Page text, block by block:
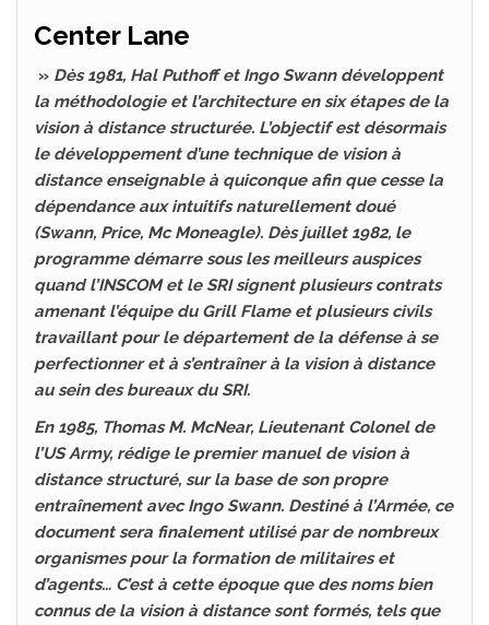
Center Lane
» Dès 1981, Hal Puthoff et Ingo Swann développent
la méthodologie et l’architecture en six étapes de la
vision à distance structurée. L’objectif est désormais
le développement d’une technique de vision à
distance enseignable à quiconque afin que cesse la
dépendance aux intuitifs naturellement doué
(Swann, Price, Mc Moneagle). Dès juillet 1982, le
programme démarre sous les meilleurs auspices
quand l’INSCOM et le SRI signent plusieurs contrats
amenant l’équipe du Grill Flame et plusieurs civils
travaillant pour le département de la défense à se
perfectionner et à s’entraîner à la vision à distance
au sein des bureaux du SRI.
En 1985, Thomas M. McNear, Lieutenant Colonel de
l’US Army, rédige le premier manuel de vision à
distance structuré, sur la base de son propre
entraînement avec Ingo Swann. Destiné à l’Armée, ce
document sera finalement utilisé par de nombreux
organismes pour la formation de militaires et
d’agents… C’est à cette époque que des noms bien
connus de la vision à distance sont formés, tels que